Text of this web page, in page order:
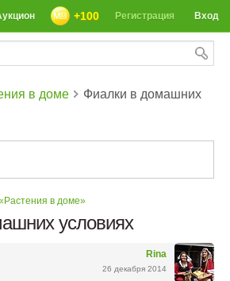
Вход
Регистрация
+100
в доме
Фиалки в домашних
в доме»
условиях
Rina
26 декабря 2014